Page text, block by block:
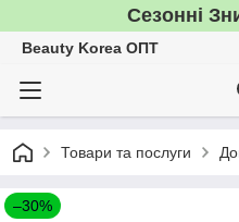
Сезонні
Beauty Korea ОПТ
Товари та послуги
–30%